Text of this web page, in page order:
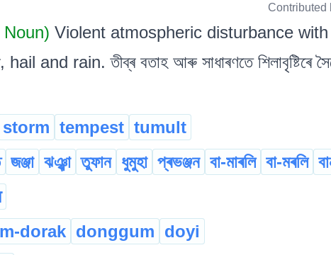
Contributed
Violent atmospheric disturbance
and rain. তীব্ৰ বতাহ আৰু সাধাৰণতে শিলাবৃষ্টিৰে
storm tempest tumult
জঞ্জা ঝঞ্ঝা তুফান ধুমুহা প্ৰভঞ্জন বা-মাৰলি বা-মৰলি
dorak donggum doyi